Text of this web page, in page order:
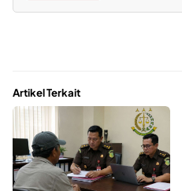
Artikel Terkait